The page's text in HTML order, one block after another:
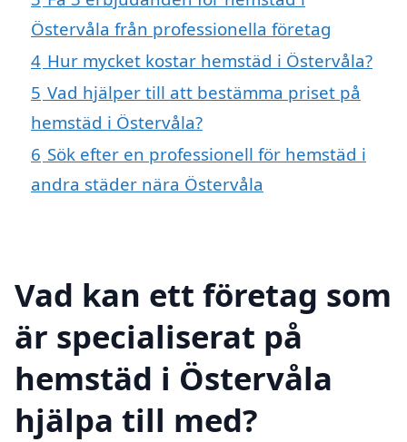
Östervåla från professionella företag
4 Hur mycket kostar hemstäd i Östervåla?
5 Vad hjälper till att bestämma priset på
hemstäd i Östervåla?
6 Sök efter en professionell för hemstäd i
andra städer nära Östervåla
Vad kan ett företag som
är specialiserat på
hemstäd i Östervåla
hjälpa till med?